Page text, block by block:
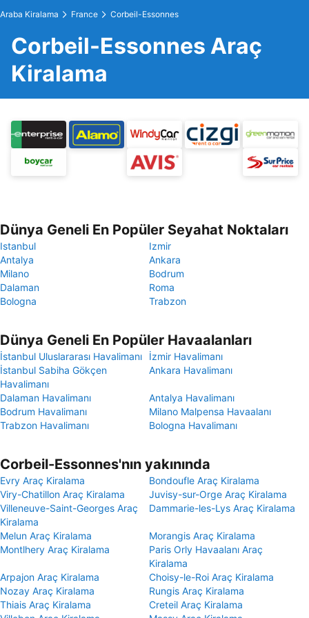
Araba Kiralama France Corbeil-Essonnes
Corbeil-Essonnes Araç
Kiralama
Dünya Geneli En Popüler Seyahat Noktaları
Istanbul
Izmir
Antalya
Ankara
Milano
Bodrum
Dalaman
Roma
Bologna
Trabzon
Dünya Geneli En Popüler Havaalanları
İstanbul Uluslararası Havalimanı
İzmir Havalimanı
İstanbul Sabiha Gökçen
Havalimanı
Ankara Havalimanı
Dalaman Havalimanı
Antalya Havalimanı
Bodrum Havalimanı
Milano Malpensa Havaalanı
Trabzon Havalimanı
Bologna Havalimanı
Corbeil-Essonnes'nın yakınında
Evry Araç Kiralama
Bondoufle Araç Kiralama
Viry-Chatillon Araç Kiralama
Juvisy-sur-Orge Araç Kiralama
Villeneuve-Saint-Georges Araç
Kiralama
Dammarie-les-Lys Araç Kiralama
Melun Araç Kiralama
Morangis Araç Kiralama
Montlhery Araç Kiralama
Paris Orly Havaalanı Araç
Kiralama
Arpajon Araç Kiralama
Choisy-le-Roi Araç Kiralama
Nozay Araç Kiralama
Rungis Araç Kiralama
Thiais Araç Kiralama
Creteil Araç Kiralama